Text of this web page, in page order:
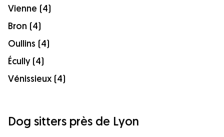
Vienne (4)
Bron (4)
Oullins (4)
Écully (4)
Vénissieux (4)
Dog sitters près de Lyon